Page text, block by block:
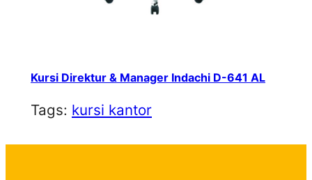
Kursi Direktur & Manager Indachi D-641 AL
Tags: kursi kantor